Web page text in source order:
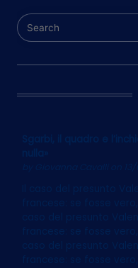
Sgarbi, il quadro e
nulla»
on
Il caso del presunto
francese: se fosse
caso del presunto
francese: se fosse
caso del presunto
francese: se fosse